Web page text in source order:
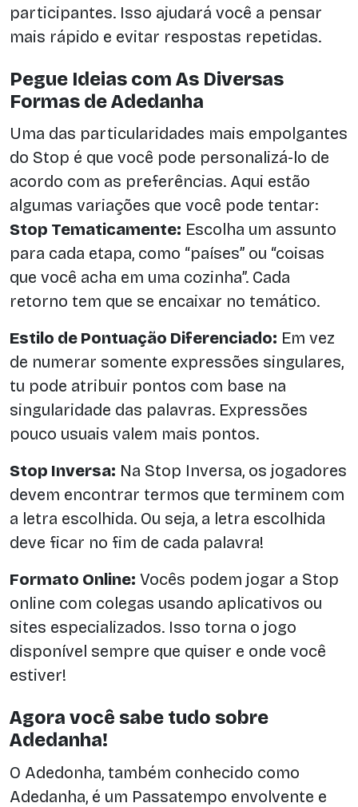
participantes. Isso ajudará você a pensar
mais rápido e evitar respostas repetidas.
Pegue Ideias com As Diversas
Formas de Adedanha
Uma das particularidades mais empolgantes
do Stop é que você pode personalizá-lo de
acordo com as preferências. Aqui estão
algumas variações que você pode tentar:
Stop Tematicamente: Escolha um assunto
para cada etapa, como “países” ou “coisas
que você acha em uma cozinha”. Cada
retorno tem que se encaixar no temático.
Estilo de Pontuação Diferenciado: Em vez
de numerar somente expressões singulares,
tu pode atribuir pontos com base na
singularidade das palavras. Expressões
pouco usuais valem mais pontos.
Stop Inversa: Na Stop Inversa, os jogadores
devem encontrar termos que terminem com
a letra escolhida. Ou seja, a letra escolhida
deve ficar no fim de cada palavra!
Formato Online: Vocês podem jogar a Stop
online com colegas usando aplicativos ou
sites especializados. Isso torna o jogo
disponível sempre que quiser e onde você
estiver!
Agora você sabe tudo sobre
Adedanha!
O Adedonha, também conhecido como
Adedanha, é um Passatempo envolvente e